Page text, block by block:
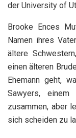
der University of
Brooke Ences
Namen ihres
ältere
einen älteren
Ehemann geht,
Sawyers,
zusammen, aber
sich scheiden zu